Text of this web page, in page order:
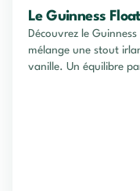
Le Guinness Float
Découvrez le
mélange une stout
vanille. Un équilibre